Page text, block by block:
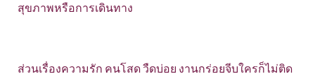
สุขภาพหรือการเดินทาง
ส่วนเรื่องความรัก คนโสด วืดบ่อย งานกร่อยจีบใครก็ไม่ติด